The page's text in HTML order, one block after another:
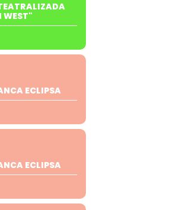
WEST"
ECLIPSA
ECLIPSA